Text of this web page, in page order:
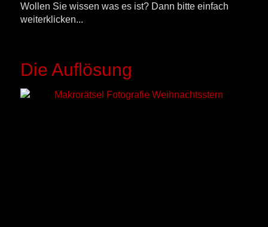
Wollen Sie wissen was es ist? Dann bitte einfach
weiterklicken...
Die Auflösung